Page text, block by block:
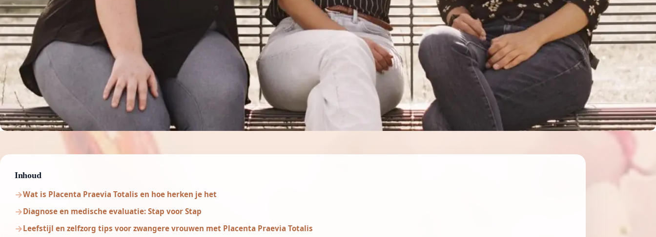
Inhoud
Wat is Placenta Praevia Totalis en hoe herken je het
Diagnose en medische evaluatie: Stap voor Stap
Leefstijl en zelfzorg tips voor zwangere vrouwen met Placenta Praevia Totalis